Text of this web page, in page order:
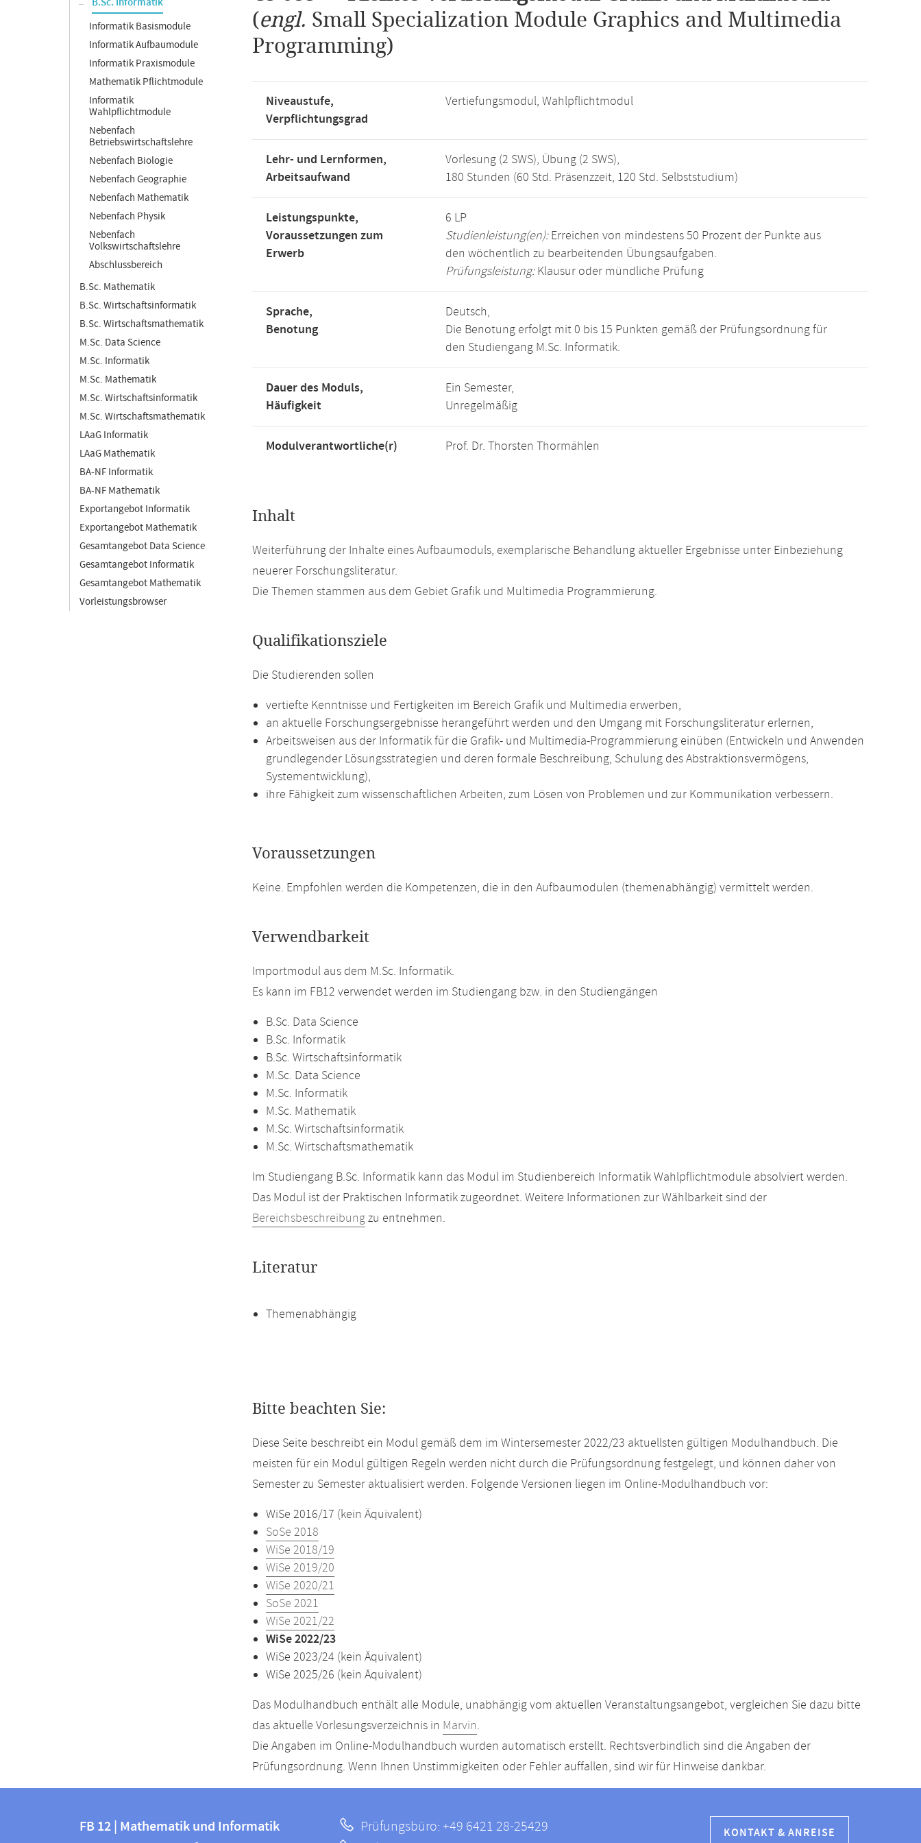
B.Sc. Informatik
Informatik Basismodule
Informatik Aufbaumodule
Informatik Praxismodule
Mathematik Pflichtmodule
Informatik
Wahlpflichtmodule
Nebenfach
Betriebswirtschaftslehre
Nebenfach Biologie
Nebenfach Geographie
Nebenfach Mathematik
Nebenfach Physik
Nebenfach
Volkswirtschaftslehre
Abschlussbereich
B.Sc. Mathematik
B.Sc. Wirtschaftsinformatik
B.Sc. Wirtschaftsmathematik
M.Sc. Data Science
M.Sc. Informatik
M.Sc. Mathematik
M.Sc. Wirtschaftsinformatik
M.Sc. Wirtschaftsmathematik
LAaG Informatik
LAaG Mathematik
BA-NF Informatik
BA-NF Mathematik
Exportangebot Informatik
Exportangebot Mathematik
Gesamtangebot Data Science
Gesamtangebot Informatik
Gesamtangebot Mathematik
Vorleistungsbrowser
(engl. Small Specialization Module Graphics and Multimedia
Programming)
Niveaustufe,
Verpflichtungsgrad
Vertiefungsmodul, Wahlpflichtmodul
Lehr- und Lernformen,
Arbeitsaufwand
Vorlesung (2 SWS), Übung (2 SWS),
180 Stunden (60 Std. Präsenzzeit, 120 Std. Selbststudium)
Leistungspunkte,
Voraussetzungen zum
Erwerb
6 LP
Studienleistung(en):Erreichen von mindestens 50 Prozent der Punkte aus
den wöchentlich zu bearbeitenden Übungsaufgaben.
Prüfungsleistung:Klausur oder mündliche Prüfung
Sprache,
Benotung
Deutsch,
Die Benotung erfolgt mit 0 bis 15 Punkten gemäß der Prüfungsordnung für
den Studiengang M.Sc. Informatik.
Dauer des Moduls,
Häufigkeit
Ein Semester,
Unregelmäßig
Modulverantwortliche(r) Prof. Dr. Thorsten Thormählen
Inhalt
Weiterführung der Inhalte eines Aufbaumoduls, exemplarische Behandlung aktueller Ergebnisse unter Einbeziehung
neuerer Forschungsliteratur.
Die Themen stammen aus dem Gebiet Grafik und Multimedia Programmierung.
Qualifikationsziele
Die Studierenden sollen
vertiefte Kenntnisse und Fertigkeiten im Bereich Grafik und Multimedia erwerben,
an aktuelle Forschungsergebnisse herangeführt werden und den Umgang mit Forschungsliteratur erlernen,
Arbeitsweisen aus der Informatik für die Grafik- und Multimedia-Programmierung einüben (Entwickeln und Anwenden
grundlegender Lösungsstrategien und deren formale Beschreibung, Schulung des Abstraktionsvermögens,
Systementwicklung),
ihre Fähigkeit zum wissenschaftlichen Arbeiten, zum Lösen von Problemen und zur Kommunikation verbessern.
Voraussetzungen
Keine. Empfohlen werden die Kompetenzen, die in den Aufbaumodulen (themenabhängig) vermittelt werden.
Verwendbarkeit
Importmodul aus dem M.Sc. Informatik.
Es kann im FB12 verwendet werden im Studiengang bzw. in den Studiengängen
B.Sc. Data Science
B.Sc. Informatik
B.Sc. Wirtschaftsinformatik
M.Sc. Data Science
M.Sc. Informatik
M.Sc. Mathematik
M.Sc. Wirtschaftsinformatik
M.Sc. Wirtschaftsmathematik
Im Studiengang B.Sc. Informatik kann das Modul im Studienbereich Informatik Wahlpflichtmodule absolviert werden.
Das Modul ist der Praktischen Informatik zugeordnet. Weitere Informationen zur Wählbarkeit sind der
Bereichsbeschreibungzu entnehmen.
Literatur
Themenabhängig
Bitte beachten Sie:
Diese Seite beschreibt ein Modul gemäß dem im Wintersemester 2022/23 aktuellsten gültigen Modulhandbuch. Die
meisten für ein Modul gültigen Regeln werden nicht durch die Prüfungsordnung festgelegt, und können daher von
Semester zu Semester aktualisiert werden. Folgende Versionen liegen im Online-Modulhandbuch vor:
WiSe 2016/17 (kein Äquivalent)
SoSe 2018
WiSe 2018/19
WiSe 2019/20
WiSe 2020/21
SoSe 2021
WiSe 2021/22
WiSe 2022/23
WiSe 2023/24 (kein Äquivalent)
WiSe 2025/26 (kein Äquivalent)
Das Modulhandbuch enthält alle Module, unabhängig vom aktuellen Veranstaltungsangebot, vergleichen Sie dazu bitte
das aktuelle Vorlesungsverzeichnis in Marvin.
Die Angaben im Online-Modulhandbuch wurden automatisch erstellt. Rechtsverbindlich sind die Angaben der
Prüfungsordnung. Wenn Ihnen Unstimmigkeiten oder Fehler auffallen, sind wir für Hinweise dankbar.
FB
FB 12 | Mathematik und Informatik
Prüfungsbüro: +49 6421 28-25429
KONTAKT & ANREISE